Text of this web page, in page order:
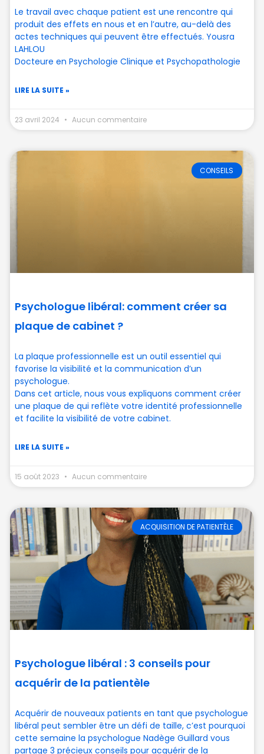
Le travail avec chaque patient est une rencontre qui
produit des effets en nous et en l’autre, au-delà des
actes techniques qui peuvent être effectués. Yousra
LAHLOU
Docteure en Psychologie Clinique et Psychopathologie
LIRE LA SUITE »
23 avril 2024 Aucun commentaire
CONSEILS
Psychologue libéral: comment créer sa
plaque de cabinet ?
La plaque professionnelle est un outil essentiel qui
favorise la visibilité et la communication d’un
psychologue.
Dans cet article, nous vous expliquons comment créer
une plaque de qui reflète votre identité professionnelle
et facilite la visibilité de votre cabinet.
LIRE LA SUITE »
15 août 2023 Aucun commentaire
ACQUISITION DE PATIENTÈLE
Psychologue libéral : 3 conseils pour
acquérir de la patientèle
Acquérir de nouveaux patients en tant que psychologue
libéral peut sembler être un défi de taille, c’est pourquoi
cette semaine la psychologue Nadège Guillard vous
partage 3 précieux conseils pour acquérir de la